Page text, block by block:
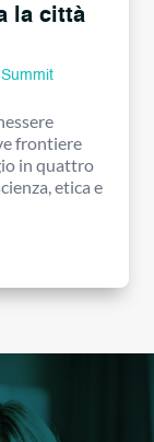
la città
frontiere
in quattro
etica e